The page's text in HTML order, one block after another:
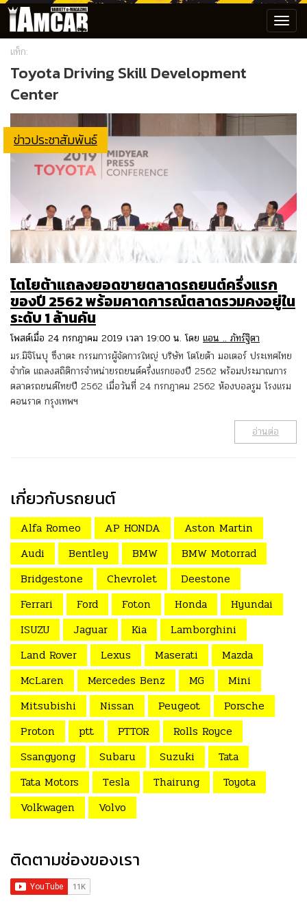
แท็ก:
Toyota Driving Skill Development
Center
ข่าวประชาสัมพันธ์
โตโยต้าแถลงยอดขายตลาดรถยนต์ครึ่งแรก
ของปี 2562 พร้อมคาดการณ์ตลาดรวมคงอยู่ใน
ระดับ 1 ล้านคัน
โพสต์เมื่อ 24 กรกฎาคม 2019 เวลา 19:00 น. โดย แอน .. ภัทร์ฐิตา
มร.มิจิโนบุ ซึงาตะ กรรมการผู้จัดการใหญ่ บริษัท โตโยต้า มอเตอร์ ประเทศไทย
จำกัด แถลงสถิติการจำหน่ายรถยนต์ครึ่งแรกของปี 2562 พร้อมประมาณการ
ตลาดรถยนต์ไทยปี 2562 เมื่อวันที่ 24 กรกฎาคม 2562 ห้องบอลรูม โรงแรม
คอนราด กรุงเทพฯ
อ่านต่อ
เกี่ยวกับรถยนต์
Alfa Romeo AP HONDA
Aston Martin
Audi
Bentley BMW
BMW Motorrad
Bridgestone
Chevrolet
Deestone
Ferrari
Ford Foton Honda
Hyundai
ISUZU
Jaguar Kia
Lamborghini
Land Rover
Lexus Maserati
Mazda
McLaren
Mercedes Benz MG
Mini
Mitsubishi
Nissan Peugeot
Porsche
Proton
ptt PTTOR
Rolls Royce
Ssangyong
Subaru Suzuki
Tata
Tata Motors
Tesla Thairung
Toyota
Volkwagen
Volvo
ติดตามช่องของเรา